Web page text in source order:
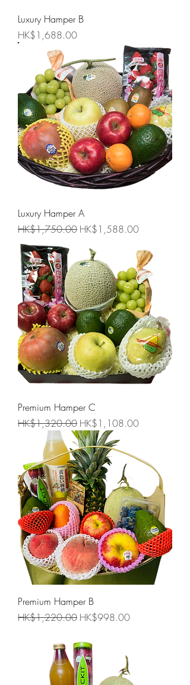
Luxury Hamper B
價格
HK$1,688.00
Luxury Hamper A
一般價格
HK$1,750.00 促銷價格
HK$1,588.00
Premium Hamper C
一般價格
HK$1,320.00 促銷價格
HK$1,108.00
Premium Hamper B
一般價格
HK$1,220.00 促銷價格
HK$998.00